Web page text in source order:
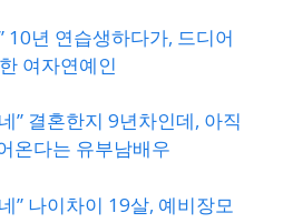
10년 연습생하다가, 드디어
여자연예인
” 결혼한지 9년차인데, 아직
온다는 유부남배우
” 나이차이 19살, 예비장모